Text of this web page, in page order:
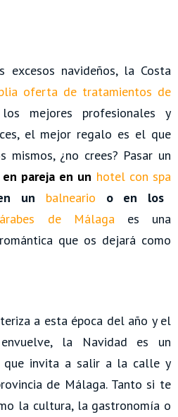
excesos navideños, la Costa
oferta de tratamientos de
mejores profesionales y
el mejor regalo es el que
mismos, ¿no crees? Pasar un
pareja en un hotel con spa
un balneario
o en los
de Málaga es una
que os dejará como
a esta época del año y el
la Navidad es un
que invita a salir a la calle y
de Málaga. Tanto si te
la cultura, la gastronomía o